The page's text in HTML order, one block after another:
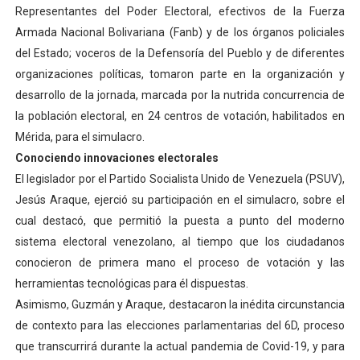
Representantes del Poder Electoral, efectivos de la Fuerza
Armada Nacional Bolivariana (Fanb) y de los órganos policiales
del Estado; voceros de la Defensoría del Pueblo y de diferentes
organizaciones políticas, tomaron parte en la organización y
desarrollo de la jornada, marcada por la nutrida concurrencia de
la población electoral, en 24 centros de votación, habilitados en
Mérida, para el simulacro.
Conociendo innovaciones electorales
El legislador por el Partido Socialista Unido de Venezuela (PSUV),
Jesús Araque, ejerció su participación en el simulacro, sobre el
cual destacó, que permitió la puesta a punto del moderno
sistema electoral venezolano, al tiempo que los ciudadanos
conocieron de primera mano el proceso de votación y las
herramientas tecnológicas para él dispuestas.
Asimismo, Guzmán y Araque, destacaron la inédita circunstancia
de contexto para las elecciones parlamentarias del 6D, proceso
que transcurrirá durante la actual pandemia de Covid-19, y para